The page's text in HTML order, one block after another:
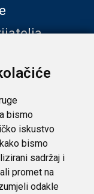
bismo
iskustvo
bismo
sadržaj i
promet na
odakle
1 EUR =